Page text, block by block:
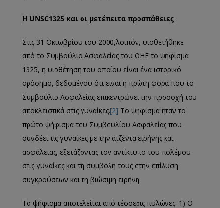
Η UNSC1325 και οι μετέπειτα προσπάθειες
Στις 31 Οκτωβρίου του 2000,λοιπόν, υιοθετήθηκε
από το Συμβούλιο Ασφαλείας του ΟΗΕ το ψήφισμα
1325, η υιοθέτηση του οποίου είναι ένα ιστορικό
ορόσημο, δεδομένου ότι είναι η πρώτη φορά που το
Συμβούλιο Ασφαλείας επικεντρώνει την προσοχή του
αποκλειστικά στις γυναίκες.[2] Το ψήφισμα ήταν το
πρώτο ψήφισμα του Συμβουλίου Ασφαλείας που
συνδέει τις γυναίκες με την ατζέντα ειρήνης και
ασφάλειας, εξετάζοντας τον αντίκτυπο του πολέμου
στις γυναίκες και τη συμβολή τους στην επίλυση
συγκρούσεων και τη βιώσιμη ειρήνη.
Το ψήφισμα αποτελείται από τέσσερις πυλώνες: 1) Ο